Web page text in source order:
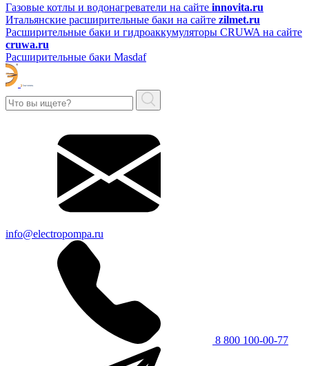
Газовые котлы и водонагреватели на сайте innovita.ru
Итальянские расширительные баки на сайте zilmet.ru
Расширительные баки и гидроаккумуляторы CRUWA на сайте
cruwa.ru
Расширительные баки Masdaf
info@electropompa.ru
8 800 100-00-77